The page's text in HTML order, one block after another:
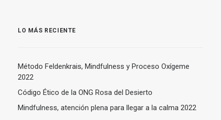
LO MÁS RECIENTE
Método Feldenkrais, Mindfulness y Proceso Oxígeme
2022
Código Ético de la ONG Rosa del Desierto
Mindfulness, atención plena para llegar a la calma 2022